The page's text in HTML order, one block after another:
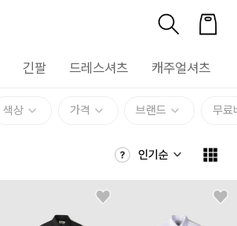
긴팔 드레스셔츠 캐주얼셔츠
색상 가격 브랜드 무료
인기순